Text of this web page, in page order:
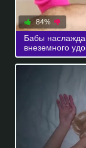
84%
Бабы
внеземного